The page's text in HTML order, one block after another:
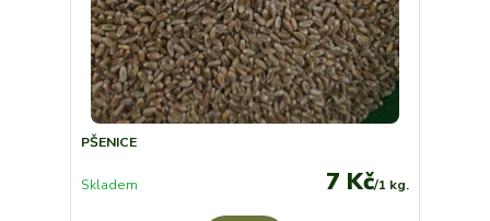
PŠENICE
7 Kč/1 kg.
Skladem